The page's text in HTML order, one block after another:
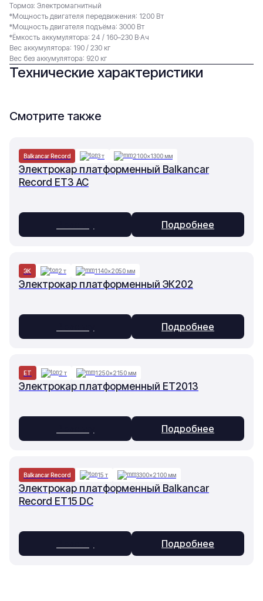
Тормоз: Электромагнитный
*Мощность двигателя передвижения: 1200 Вт
*Мощность двигателя подъёма: 3000 Вт
*Ёмкость аккумулятора: 24 / 160–230 В·Ач
Вес аккумулятора: 190 / 230 кг
Вес без аккумулятора: 920 кг
Технические характеристики
Смотрите также
Электрокар платформенный Balkancar
Record ET3 AC
Balkancar Record 3 т 2100×1300 мм
Подробнее
Электрокар платформенный ЭК202
ЭК 2 т 1140×2050 мм
Подробнее
Электрокар платформенный ET2013
ET 2 т 1250×2150 мм
Подробнее
Электрокар платформенный Balkancar
Record ET15 DC
Balkancar Record 15 т 3300×2100 мм
Подробнее